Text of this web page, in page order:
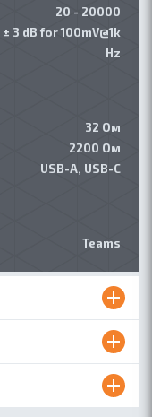
20 - 20000
± 3 dB for 100mV@1k
Hz
32 Ом
2200 Ом
USB-A, USB-C
Teams